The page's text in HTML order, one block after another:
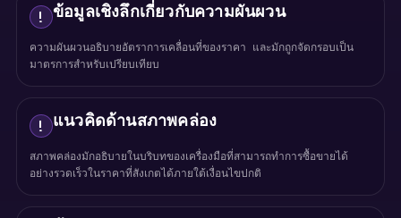
! ข้อมูลเชิงลึกเกี่ยวกับความผันผวน
ความผันผวนอธิบายอัตราการเคลื่อนที่ของราคา และมักถูกจัดกรอบเป็น
มาตรการสำหรับเปรียบเทียบ
! แนวคิดด้านสภาพคล่อง
สภาพคล่องมักอธิบายในบริบทของเครื่องมือที่สามารถทำการซื้อขายได้
อย่างรวดเร็วในราคาที่สังเกตได้ภายใต้เงื่อนไขปกติ